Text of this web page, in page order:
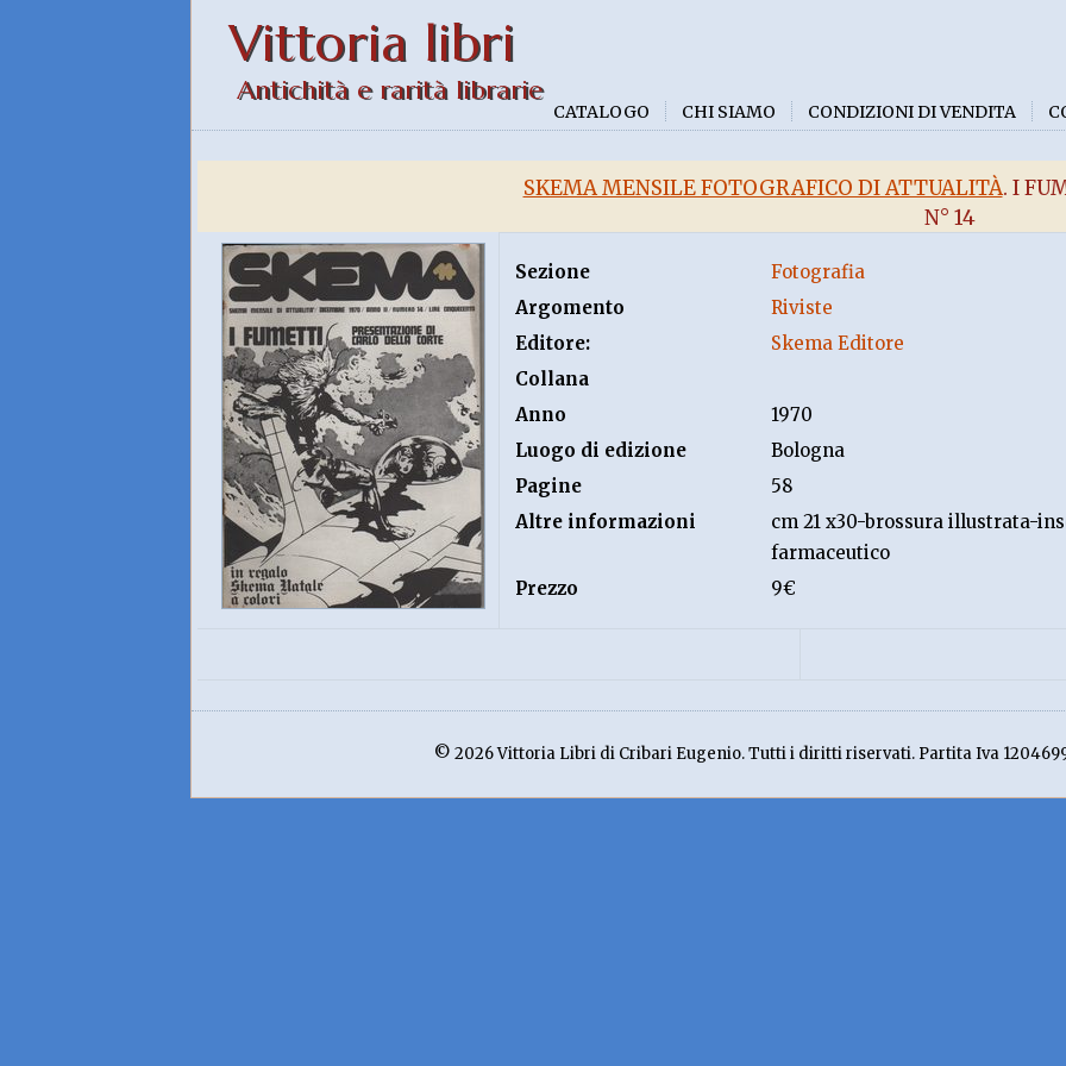
Vittoria libri
Antichità e rarità librarie
CATALOGO CHI SIAMO CONDIZIONI DI VENDITA
SKEMA MENSILE FOTOGRAFICO DI ATTUALITÀ. I
N° 14
Sezione
Fotografia
Argomento
Riviste
Editore:
Skema Editore
Collana
Anno
1970
Luogo di edizione
Bologna
Pagine
58
Altre informazioni
cm 21 x30-brossura illustrata-
farmaceutico
Prezzo
9€
© 2026 Vittoria Libri di Cribari Eugenio. Tutti i diritti riservati. Partita Iva